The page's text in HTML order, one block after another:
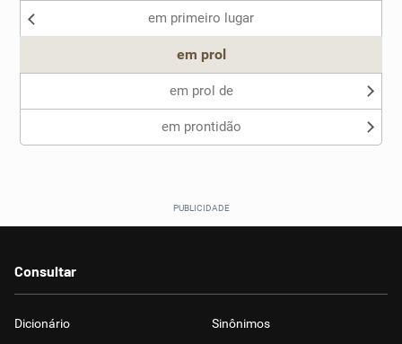
em primeiro lugar
em prol
em prol de
em prontidão
Consultar
Dicionário Sinônimos